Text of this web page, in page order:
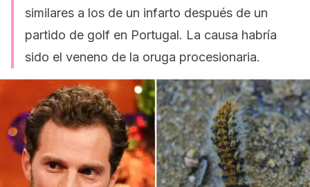
similares a los de un infarto después de un
partido de golf en Portugal. La causa habría
sido el veneno de la oruga procesionaria.